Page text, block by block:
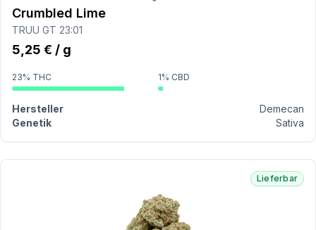
Crumbled Lime
TRUU GT 23:01
5,25 € / g
23% THC 1% CBD
Hersteller
Demecan
Genetik
Sativa
Lieferbar